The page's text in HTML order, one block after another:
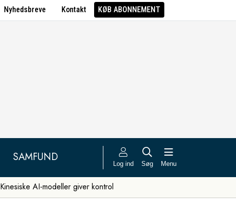
Nyhedsbreve Kontakt KØB ABONNEMENT
SAMFUND Log ind Søg Menu
Kinesiske AI-modeller giver kontrol